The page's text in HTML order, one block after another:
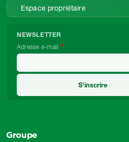
Espace propriétaire
NEWSLETTER
Adresse e-mail
Groupe